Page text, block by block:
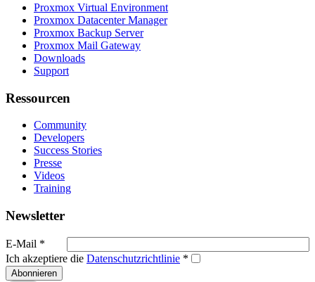
Proxmox Virtual Environment
Proxmox Datacenter Manager
Proxmox Backup Server
Proxmox Mail Gateway
Downloads
Support
Ressourcen
Community
Developers
Success Stories
Presse
Videos
Training
Newsletter
E-Mail *
Ich akzeptiere die Datenschutzrichtlinie *
Abonnieren